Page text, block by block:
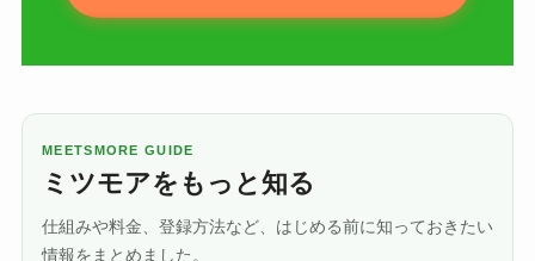
MEETSMORE GUIDE
ミツモアをもっと知る
仕組みや料金、登録方法など、はじめる前に知っておきたい
情報をまとめました。